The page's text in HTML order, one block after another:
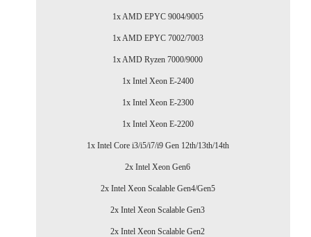
1x AMD EPYC 9004/9005
1x AMD EPYC 7002/7003
1x AMD Ryzen 7000/9000
1x Intel Xeon E-2400
1x Intel Xeon E-2300
1x Intel Xeon E-2200
1x Intel Core i3/i5/i7/i9 Gen 12th/13th/14th
2x Intel Xeon Gen6
2x Intel Xeon Scalable Gen4/Gen5
2x Intel Xeon Scalable Gen3
2x Intel Xeon Scalable Gen2